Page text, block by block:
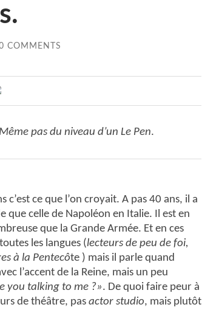
COMMENTS
pas du niveau d’un Le Pen.
ce que l’on croyait. A pas 40 ans, il a
que celle de Napoléon en Italie. Il est en
que la Grande Armée. Et en ces
les langues (lecteurs de peu de foi,
à la Pentecôte ) mais il parle quand
l’accent de la Reine, mais un peu
you talking to me ?». De quoi faire peur à
de théâtre, pas actor studio, mais plutôt